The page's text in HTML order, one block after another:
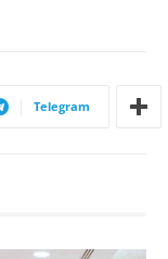
Telegram